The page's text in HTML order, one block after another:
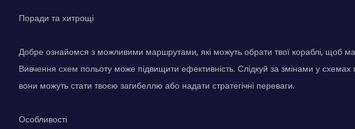
Поради та хитрощі
Добре ознайомся з можливими маршрутами, які можуть обрати твої кораблі, щоб
Вивчення схем польоту може підвищити ефективність. Слідкуй за змінами у
вони можуть стати твоєю загибеллю або надати стратегічні переваги.
Особливості